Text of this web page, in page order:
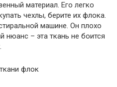
материал. Его легко
чехлы, берите их флока.
машине. Он плохо
нюанс – эта ткань не боится
флок